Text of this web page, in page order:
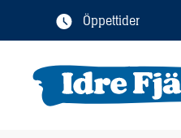
Öppettider